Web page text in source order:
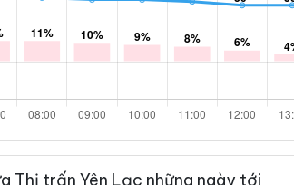
Thị trấn Yên Lạc những ngày tới